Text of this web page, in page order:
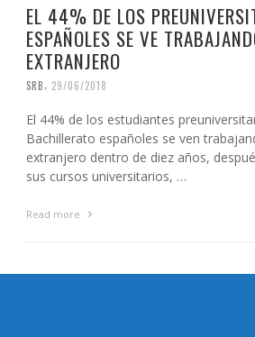
EL 44% DE LOS
ESPAÑOLES SE VE
EXTRANJERO
SRB 29/06/2018
El 44% de los estudiantes
Bachillerato españoles se ven
extranjero dentro de diez años,
sus cursos universitarios, …
Read more